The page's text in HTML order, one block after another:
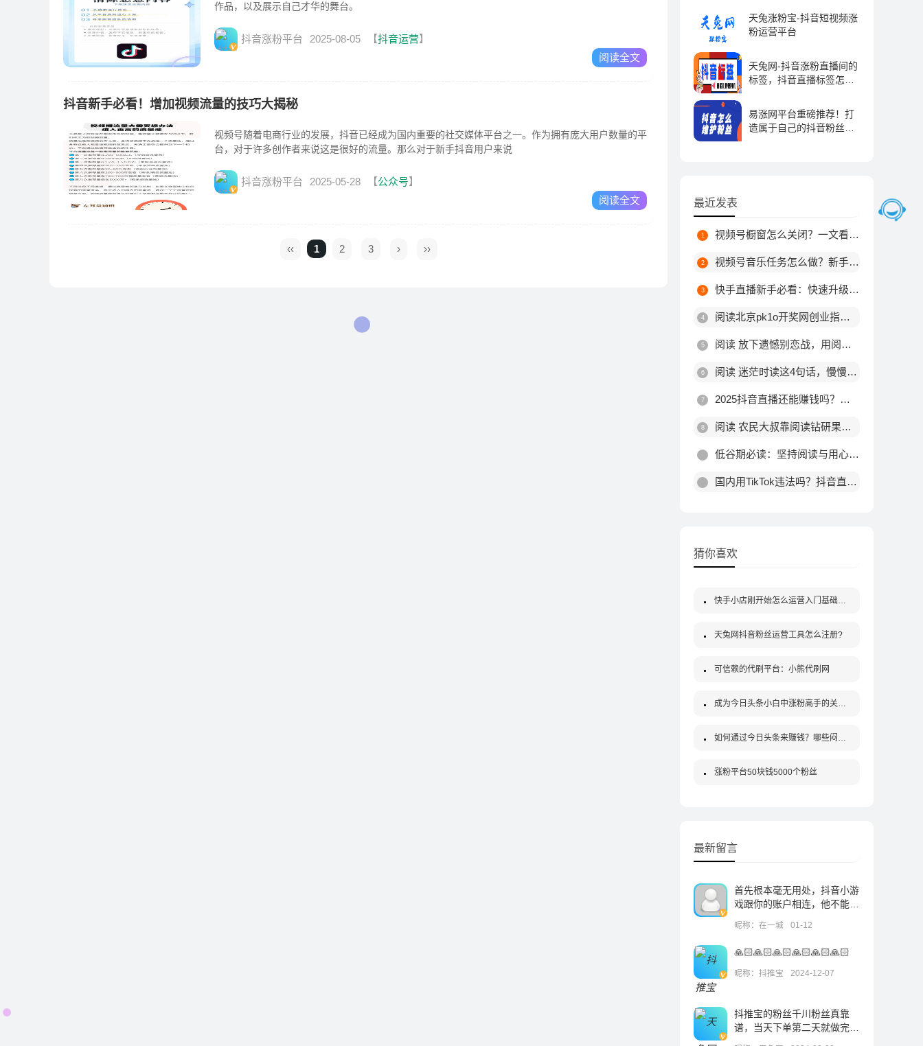
作品，以及展示自己才华的舞台。
抖音涨粉平台 2025-08-05 【抖音运营】
阅读全文
抖音新手必看！增加视频流量的技巧大揭秘
视频号随着电商行业的发展，抖音已经成为国内重要的社交媒体平台之一。作为拥有庞大用户数量的平
台，对于许多创作者来说这是很好的流量。那么对于新手抖音用户来说
抖音涨粉平台 2025-05-28 【公众号】
阅读全文
‹‹ 1 2 3 › ››
天兔涨粉宝-抖音短视频涨
粉运营平台
天兔网-抖音涨粉直播间的
标签，抖音直播标签怎么
易涨网平台重磅推荐！打
造属于自己的抖音粉丝帝
最近发表
视频号橱窗怎么关闭？一文看懂关闭步骤与注意事项
视频号音乐任务怎么做？新手接单赚钱全攻略
快手直播新手必看：快速升级到2级的实用技巧
阅读北京pk1o开奖网创业指南，普通人低成本逆袭的赛道
阅读 放下遗憾别恋战，用阅读开启新局
阅读 迷茫时读这4句话，慢慢来，一切都会好起来
2025抖音直播还能赚钱吗？海外版TikTok机会与风险解析
阅读 农民大叔靠阅读钻研果树种植，低风险创业年入稳增
低谷期必读：坚持阅读与用心做事，终会迎来蜕变
国内用TikTok违法吗？抖音直播版海外软件使用风险解析
猜你喜欢
快手小店刚开始怎么运营入门基础知识分享-创业
天兔网抖音粉丝运营工具怎么注册?
可信赖的代刷平台：小熊代刷网
成为今日头条小白中涨粉高手的关键技巧
如何通过今日头条来赚钱？哪些闷声发大财的大佬是这么做的！
涨粉平台50块钱5000个粉丝
最新留言
首先根本毫无用处，抖音小游
戏跟你的账户相连，他不能作
就改变不了，一旦输入未成年
昵称：在一城 01-12
🙏🏻🙏🏻🙏🏻🙏🏻🙏🏻🙏🏻
昵称：抖推宝 2024-12-07
抖推宝的粉丝千川粉丝真靠
谱，当天下单第二天就做完